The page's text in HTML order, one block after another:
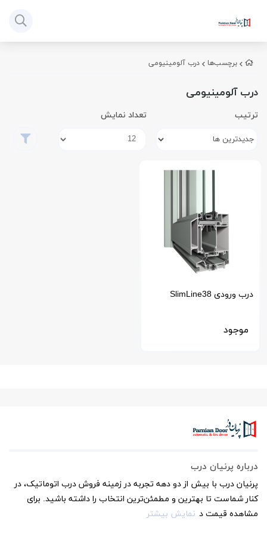
برچسب‌ها درب آلومینیومی
درب آلومینیومی
ترتیب تعداد نمایش
درب ورودی SlimLine38
موجود
درباره پرنیان درب
پرنیان درب با بیش از دو دهه تجربه در زمینه فروش درب اتوماتیک، در
کنار شماست تا بهترین و مطمئن‌ترین انتخاب را داشته باشید. برای
مشاهده قیمت د نمایش بیشتر